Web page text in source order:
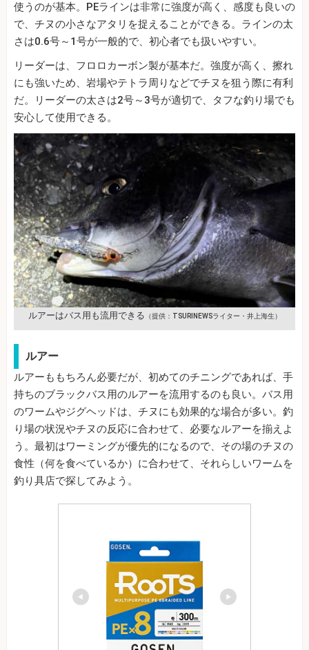
使うのが基本。PEラインは非常に強度が高く、感度も良いの
で、チヌの小さなアタリを捉えることができる。ラインの太
さは0.6号～1号が一般的で、初心者でも扱いやすい。
リーダーは、フロロカーボン製が基本だ。強度が高く、擦れ
にも強いため、岩場やテトラ周りなどでチヌを狙う際に有利
だ。リーダーの太さは2号～3号が適切で、タフな釣り場でも
安心して使用できる。
ルアーはバス用も流用できる （提供：TSURINEWSライター・井上海生）
ルアー
ルアーももちろん必要だが、初めてのチニングであれば、手
持ちのブラックバス用のルアーを流用するのも良い。バス用
のワームやジグヘッドは、チヌにも効果的な場合が多い。釣
り場の状況やチヌの反応に合わせて、必要なルアーを揃えよ
う。最初はワーミングが優先的になるので、その場のチヌの
食性（何を食べているか）に合わせて、それらしいワームを
釣り具店で探してみよう。